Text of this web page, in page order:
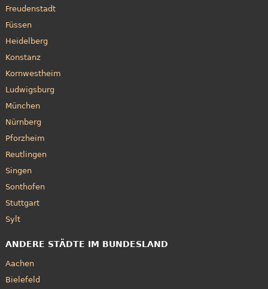
Freudenstadt
Füssen
Heidelberg
Konstanz
Kornwestheim
Ludwigsburg
München
Nürnberg
Pforzheim
Reutlingen
Singen
Sonthofen
Stuttgart
Sylt
ANDERE STÄDTE IM BUNDESLAND
Aachen
Bielefeld